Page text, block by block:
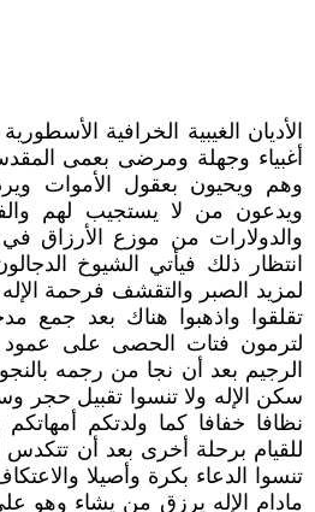
الأديان الغيبية الخرافية
أغبياء وجهلة ومرضى بعمى
وهم ويحيون بعقول الأموات
ويدعون من لا يستجيب لهم
والدولارات من موزع الأرزاق
انتظار ذلك فيأتي الشيوخ
لمزيد الصبر والتقشف فرحمة
تقلقوا واذهبوا هناك بعد جمع
لترمون فتات الحصى على
الرجيم بعد أن نجا من رجمه
سكن الإله ولا تنسوا تقبيل حجر
نظافا خفافا كما ولدتكم
للقيام برحلة أخرى بعد أن تتكدس
تنسوا الدعاء بكرة وأصيلا
مادام الإله يرزق من يشاء وهو